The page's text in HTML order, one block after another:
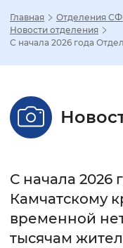
Настройка
Стандартный
Главная Отделения
Новости отделения
С начала 2026 года
С начала 2026
Камчатскому
временной
тысячам